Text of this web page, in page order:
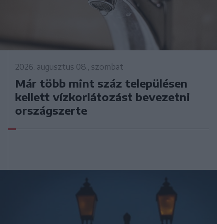
2026. augusztus 08., szombat
Már több mint száz településen
kellett vízkorlátozást bevezetni
országszerte